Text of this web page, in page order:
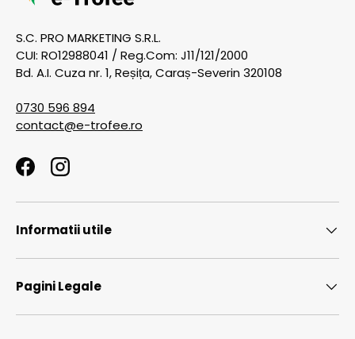
S.C. PRO MARKETING S.R.L.
CUI: RO12988041 / Reg.Com: J11/121/2000
Bd. A.I. Cuza nr. 1, Reșița, Caraș-Severin 320108
0730 596 894
contact@e-trofee.ro
FacebookInstagram
Informatii utile
Pagini Legale